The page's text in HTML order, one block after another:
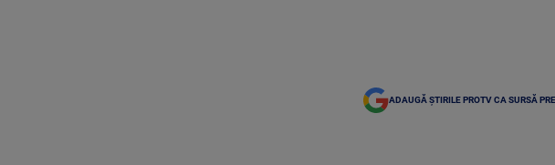
ADAUGĂ ȘTIRILE PROTV CA SURSĂ